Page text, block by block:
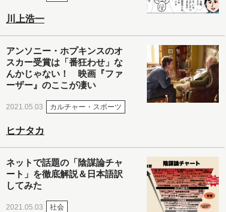
川上浩一
アンソニー・ホプキンスのオ
スカー受賞は「番狂わせ」な
んかじゃない！ 映画『ファ
ーザー』のここが凄い
2021.05.03 カルチャー・スポーツ
ヒナタカ
ネットで話題の「陰謀論チャ
ート」を徹底解説＆日本語訳
してみた
2021.05.03 社会